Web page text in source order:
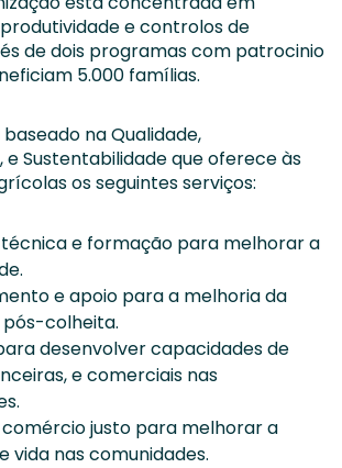
e controlos de
de dois programas com patrocinio
5.000 famílias.
na Qualidade,
e Sustentabilidade que oferece às
os seguintes serviços:
e formação para melhorar a
e apoio para a melhoria da
pós-colheita.
desenvolver capacidades de
e comerciais nas
justo para melhorar a
vida nas comunidades.